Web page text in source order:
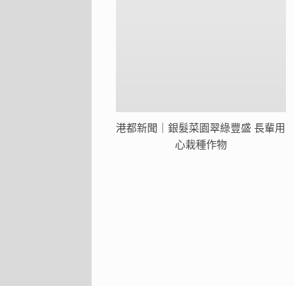
港都新聞｜銀髮菜園翠綠豐盛 長輩用
心栽種作物